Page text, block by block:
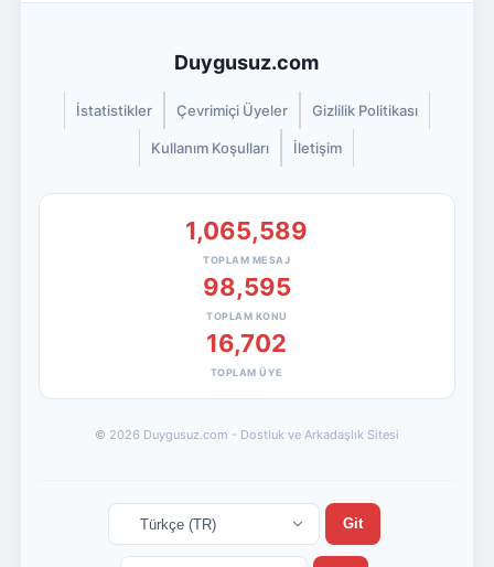
Duygusuz.com
İstatistikler Çevrimiçi Üyeler Gizlilik Politikası
Kullanım Koşulları İletişim
1,065,589
TOPLAM MESAJ
98,595
TOPLAM KONU
16,702
TOPLAM ÜYE
© 2026 Duygusuz.com - Dostluk ve Arkadaşlık Sitesi